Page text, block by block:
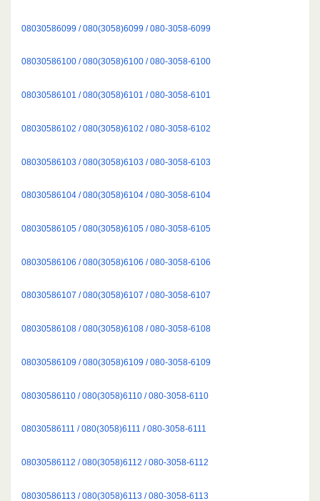
08030586099 / 080(3058)6099 / 080-3058-6099
08030586100 / 080(3058)6100 / 080-3058-6100
08030586101 / 080(3058)6101 / 080-3058-6101
08030586102 / 080(3058)6102 / 080-3058-6102
08030586103 / 080(3058)6103 / 080-3058-6103
08030586104 / 080(3058)6104 / 080-3058-6104
08030586105 / 080(3058)6105 / 080-3058-6105
08030586106 / 080(3058)6106 / 080-3058-6106
08030586107 / 080(3058)6107 / 080-3058-6107
08030586108 / 080(3058)6108 / 080-3058-6108
08030586109 / 080(3058)6109 / 080-3058-6109
08030586110 / 080(3058)6110 / 080-3058-6110
08030586111 / 080(3058)6111 / 080-3058-6111
08030586112 / 080(3058)6112 / 080-3058-6112
08030586113 / 080(3058)6113 / 080-3058-6113